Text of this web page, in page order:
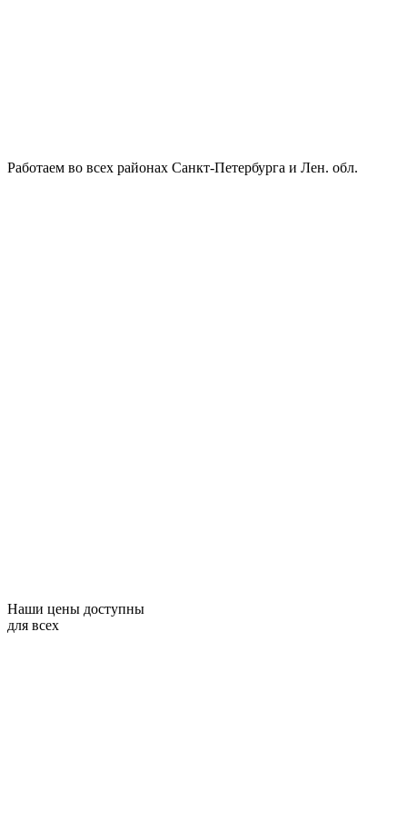
Работаем во всех районах Санкт-Петербурга и Лен. обл.
Наши цены доступны
для всех